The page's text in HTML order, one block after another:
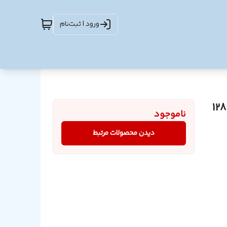
ورود | ثبت‌نام
فلش مموری وریتی مدل O512 Type-C USB3.0 ظرفیت 128
ناموجود
دیدن محصولات مرتبط